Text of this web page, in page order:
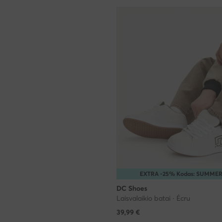
EXTRA -25% Kodas: SUMMER
DC Shoes
Laisvalaikio batai · Écru
39,99 €